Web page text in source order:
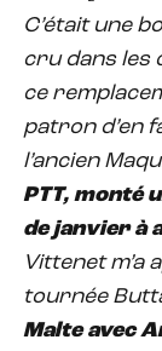
C’était une
cru dans les
ce
patron d’en
l’ancien
PTT, monté
de janvier à
Vittenet m’a
tournée
Malte avec